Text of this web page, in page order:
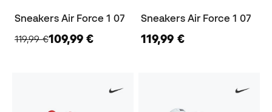
Sneakers Air Force 1 07
119,99 €109,99 €
Sneakers Air Force 1 07
119,99 €